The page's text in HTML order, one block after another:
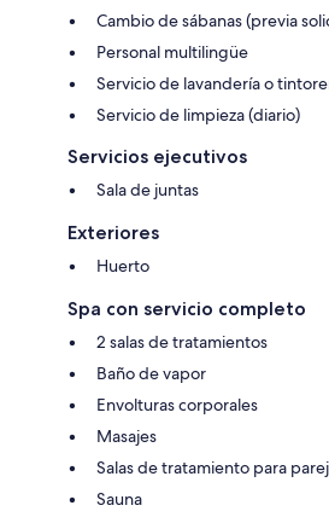
Cambio de sábanas (previa
Personal multilingüe
Servicio de lavandería o
Servicio de limpieza (diario)
Servicios ejecutivos
Sala de juntas
Exteriores
Huerto
Spa con servicio completo
2 salas de tratamientos
Baño de vapor
Envolturas corporales
Masajes
Salas de tratamiento para
Sauna